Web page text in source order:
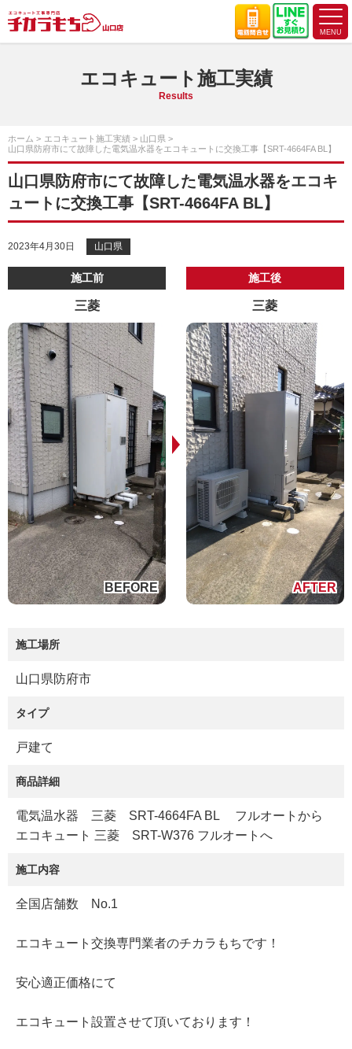
エコキュート施工実績
Results
ホーム エコキュート施工実績
山口県
山口県防府市にて故障した電気温水器をエコキュートに交換工事【SRT-4664FA BL】
山口県防府市にて故障した電気温水器をエコキ
ュートに交換工事【SRT-4664FA BL】
2023年4月30日 山口県
施工前
三菱
施工後
三菱
施工場所
山口県防府市
タイプ
戸建て
商品詳細
電気温水器 三菱 SRT-4664FA BL フルオートから
エコキュート 三菱 SRT-W376 フルオートへ
施工内容
全国店舗数 No.1
エコキュート交換専門業者のチカラもちです！
安心適正価格にて
エコキュート設置させて頂いております！